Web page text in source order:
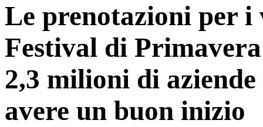
Le prenotazioni per i
Festival di
2,3 milioni di
avere un buon inizio